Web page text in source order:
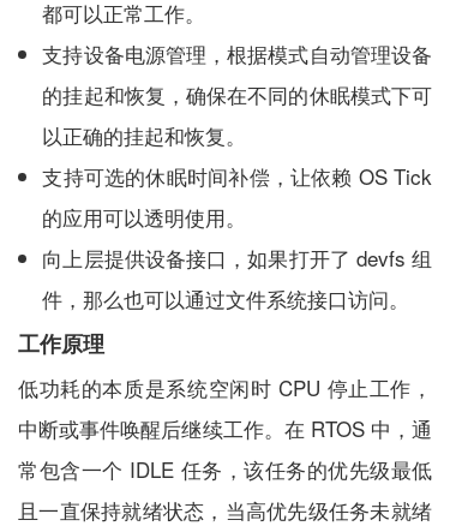
都可以正常工作。
支持设备电源管理，根据模式自动管理设备
的挂起和恢复，确保在不同的休眠模式下可
以正确的挂起和恢复。
支持可选的休眠时间补偿，让依赖 OS Tick
的应用可以透明使用。
向上层提供设备接口，如果打开了 devfs 组
件，那么也可以通过文件系统接口访问。
工作原理
低功耗的本质是系统空闲时 CPU 停止工作，
中断或事件唤醒后继续工作。在 RTOS 中，通
常包含一个 IDLE 任务，该任务的优先级最低
且一直保持就绪状态，当高优先级任务未就绪